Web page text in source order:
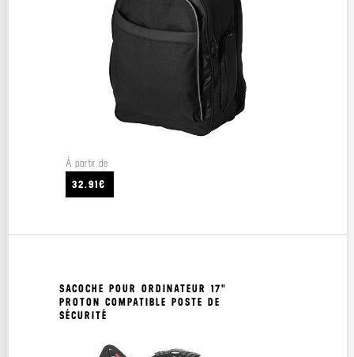
À partir de
32.91€
SACOCHE POUR ORDINATEUR 17"
PROTON COMPATIBLE POSTE DE
SÉCURITÉ